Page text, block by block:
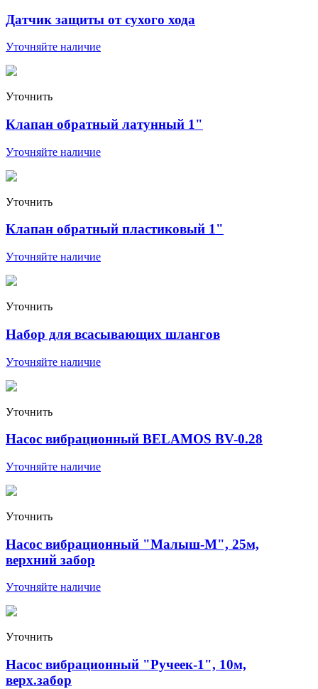
Датчик защиты от сухого хода
Уточняйте наличие
Уточнить
Клапан обратный латунный 1"
Уточняйте наличие
Уточнить
Клапан обратный пластиковый 1"
Уточняйте наличие
Уточнить
Набор для всасывающих шлангов
Уточняйте наличие
Уточнить
Насос вибрационный BELAMOS BV-0.28
Уточняйте наличие
Уточнить
Насос вибрационный "Малыш-М", 25м,
верхний забор
Уточняйте наличие
Уточнить
Насос вибрационный "Ручеек-1", 10м,
верх.забор